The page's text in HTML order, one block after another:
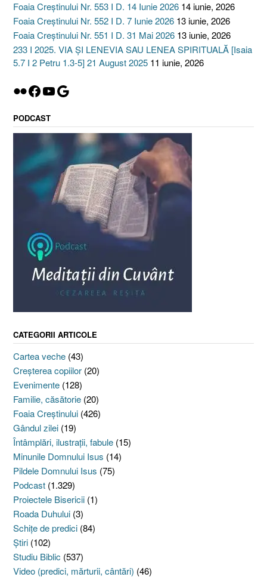
Foaia Creștinului Nr. 553 I D. 14 Iunie 2026 14 iunie, 2026
Foaia Creștinului Nr. 552 I D. 7 Iunie 2026 13 iunie, 2026
Foaia Creștinului Nr. 551 I D. 31 Mai 2026 13 iunie, 2026
233 I 2025. VIA ȘI LENEVIA SAU LENEA SPIRITUALĂ [Isaia
5.7 I 2 Petru 1.3-5] 21 August 2025 11 iunie, 2026
Flickr
Facebook
YouTube
Google
PODCAST
CATEGORII ARTICOLE
Cartea veche (43)
Creşterea copiilor (20)
Evenimente (128)
Familie, căsătorie (20)
Foaia Creştinului (426)
Gândul zilei (19)
Întâmplări, ilustraţii, fabule (15)
Minunile Domnului Isus (14)
Pildele Domnului Isus (75)
Podcast (1.329)
Proiectele Bisericii (1)
Roada Duhului (3)
Schiţe de predici (84)
Ştiri (102)
Studiu Biblic (537)
Video (predici, mărturii, cântări) (46)